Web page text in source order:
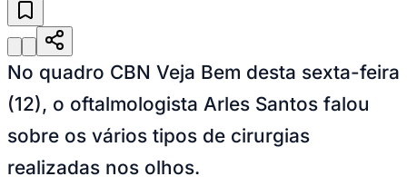
No quadro CBN Veja Bem desta sexta-feira
(12), o oftalmologista Arles Santos falou
sobre os vários tipos de cirurgias
realizadas nos olhos.